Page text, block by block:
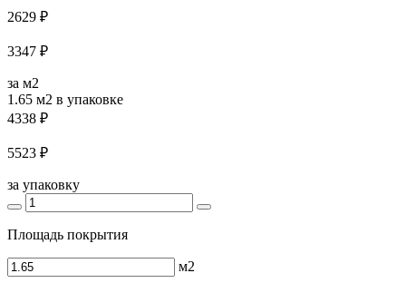
2629 ₽
3347 ₽
за м2
1.65 м2 в упаковке
4338 ₽
5523 ₽
за упаковку
Площадь покрытия
м2